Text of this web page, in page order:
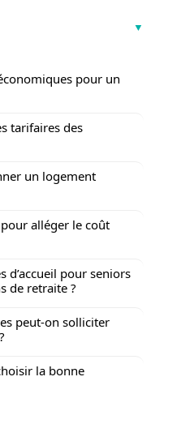
pour un
tarifaires des
un logement
alléger le coût
d’accueil pour seniors
de retraite ?
peut-on solliciter
la bonne